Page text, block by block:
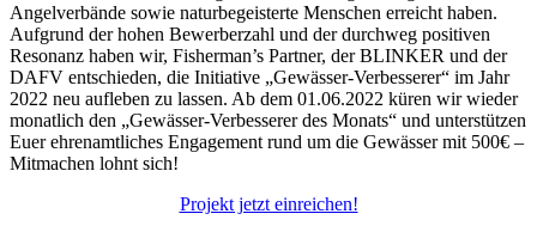
Angelverbände sowie naturbegeisterte Menschen erreicht haben.
Aufgrund der hohen Bewerberzahl und der durchweg positiven
Resonanz haben wir, Fisherman’s Partner, der BLINKER und der
DAFV entschieden, die Initiative „Gewässer-Verbesserer“ im Jahr
2022 neu aufleben zu lassen. Ab dem 01.06.2022 küren wir wieder
monatlich den „Gewässer-Verbesserer des Monats“ und unterstützen
Euer ehrenamtliches Engagement rund um die Gewässer mit 500€ –
Mitmachen lohnt sich!
Projekt jetzt einreichen!